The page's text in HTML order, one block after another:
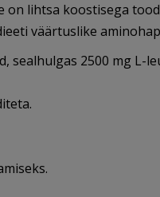
lihtsa koostisega
väärtuslike
2500 mg L-